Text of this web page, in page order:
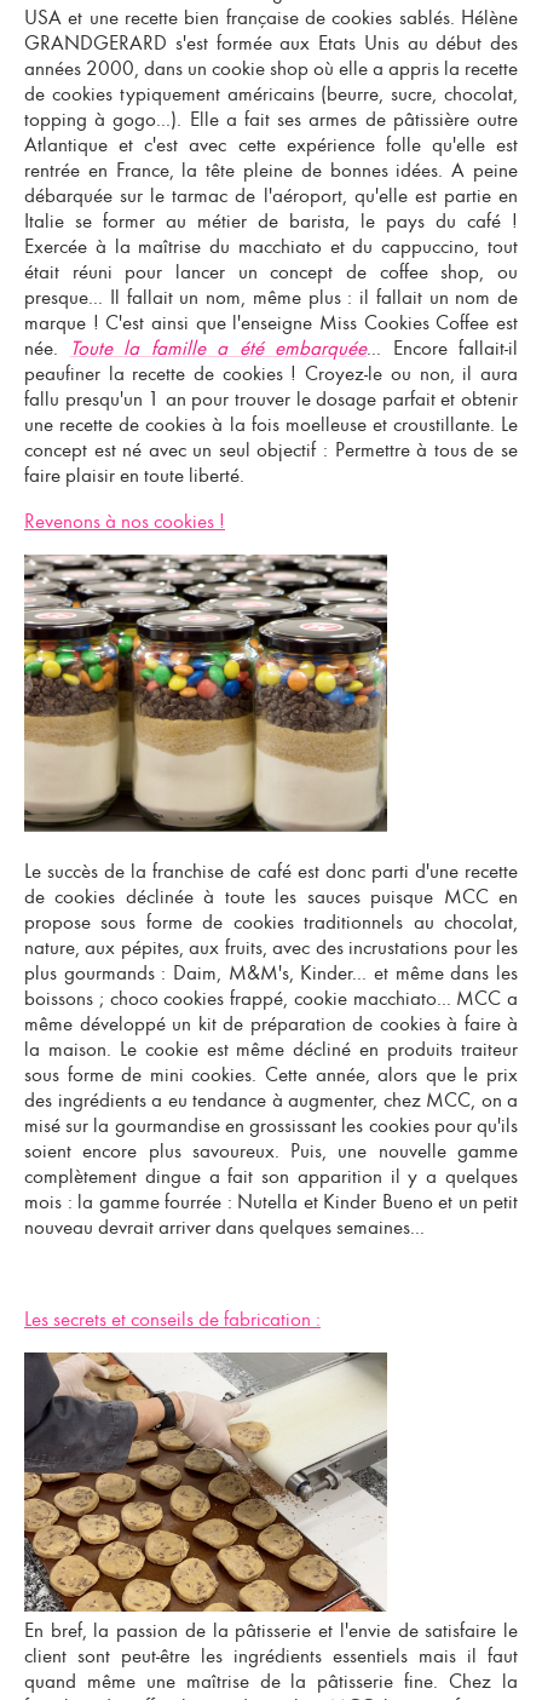
USA et une recette bien française de cookies sablés. Hélène
GRANDGERARD s'est formée aux Etats Unis au début des
années 2000, dans un cookie shop où elle a appris la recette
de cookies typiquement américains (beurre, sucre, chocolat,
topping à gogo...). Elle a fait ses armes de pâtissière outre
Atlantique et c'est avec cette expérience folle qu'elle est
rentrée en France, la tête pleine de bonnes idées. A peine
débarquée sur le tarmac de l'aéroport, qu'elle est partie en
Italie se former au métier de barista, le pays du café !
Exercée à la maîtrise du macchiato et du cappuccino, tout
était réuni pour lancer un concept de coffee shop, ou
presque... Il fallait un nom, même plus : il fallait un nom de
marque ! C'est ainsi que l'enseigne Miss Cookies Coffee est
née.
Toute la famille a été embarquée... Encore fallait-il
peaufiner la recette de cookies ! Croyez-le ou non, il aura
fallu presqu'un 1 an pour trouver le dosage parfait et obtenir
une recette de cookies à la fois moelleuse et croustillante. Le
concept est né avec un seul objectif : Permettre à tous de se
faire plaisir en toute liberté.
Revenons à nos cookies !
Le succès de lafranchise de caféest donc parti d'une recette
de cookies déclinée à toute les sauces puisque MCC en
propose sous forme de cookies traditionnels au chocolat,
nature, aux pépites, aux fruits, avec des incrustations pour les
plus gourmands : Daim, M&M's, Kinder... et même dans les
boissons ; choco cookies frappé, cookie macchiato... MCC a
même développé un kit de préparation de cookies à faire à
la maison. Le cookie est même décliné en produits traiteur
sous forme de mini cookies. Cette année, alors que le prix
des ingrédients a eu tendance à augmenter, chez MCC, on a
misé sur la gourmandise en grossissant les cookies pour qu'ils
soient encore plus savoureux. Puis, une nouvelle gamme
complètement dingue a fait son apparition il y a quelques
mois : la gamme fourrée : Nutella et Kinder Bueno et un petit
nouveau devrait arriver dans quelques semaines...
Les secrets et conseils de fabrication :
En bref, la passion de la pâtisserie et l'envie de satisfaire le
client sont peut-être les ingrédients essentiels mais il faut
quand même une maîtrise de la pâtisserie fine.Chez la